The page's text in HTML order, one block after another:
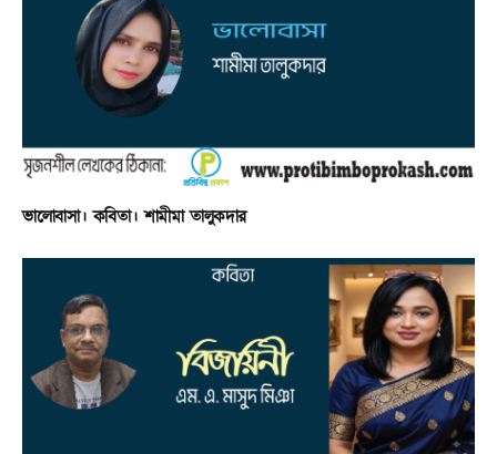
ভালোবাসা। কবিতা। শামীমা তালুকদার